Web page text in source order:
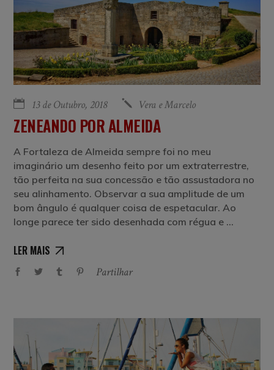
13 de Outubro, 2018 Vera e Marcelo
ZENEANDO POR ALMEIDA
A Fortaleza de Almeida sempre foi no meu
imaginário um desenho feito por um extraterrestre,
tão perfeita na sua concessão e tão assustadora no
seu alinhamento. Observar a sua amplitude de um
bom ângulo é qualquer coisa de espetacular. Ao
longe parece ter sido desenhada com régua e
LER MAIS
Partilhar